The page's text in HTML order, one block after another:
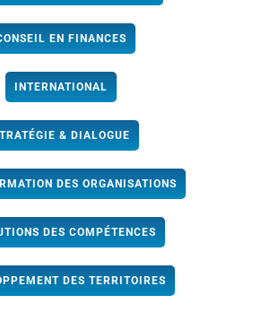
EN FINANCES
INTERNATIONAL
& DIALOGUE
DES ORGANISATIONS
DES COMPÉTENCES
DES TERRITOIRES